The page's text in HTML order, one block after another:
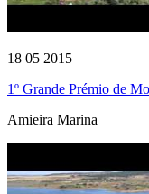
18 05 2015
1º Grande Prémio de
Amieira Marina